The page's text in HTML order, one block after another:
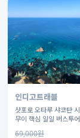
인디고트래블
삿포로 오타루 샤코탄
무이 핵심 일일 버스투
69,000원